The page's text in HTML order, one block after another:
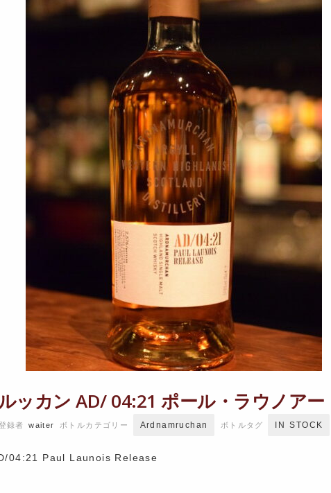
ッカン AD/ 04:21 ポール・ラウノアー
録者waiter ボトルカテゴリー Ardnamruchan ボトルタグ IN STOCK
04:21 Paul Launois Release